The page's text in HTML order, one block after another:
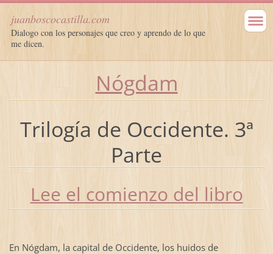
juanboscocastilla.com
Dialogo con los personajes que creo y aprendo de lo que
me dicen.
Nógdam
Trilogía de Occidente. 3ª
Parte
Lee el comienzo del libro
En Nógdam, la capital de Occidente, los huidos de